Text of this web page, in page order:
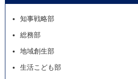
知事戦略部
総務部
地域創生部
生活こども部